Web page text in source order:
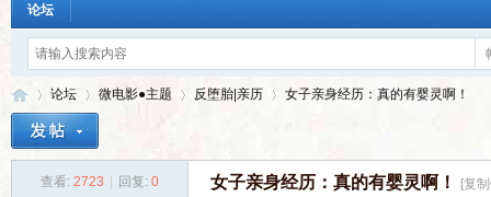
论坛
论坛
›
微电影●主题 反堕胎|亲历
›
女子亲身经历：真的有婴灵啊！
查看: 2723 回复: 0 女子亲身经历：真的有婴灵啊！ [复